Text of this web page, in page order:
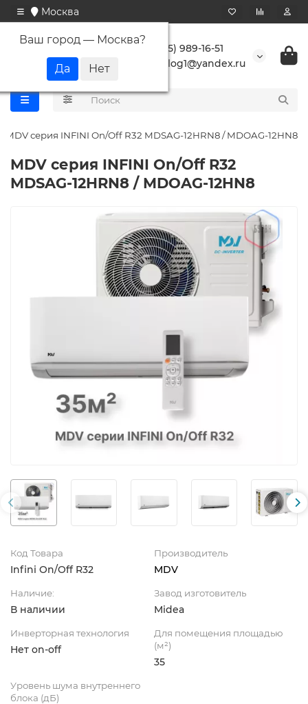
Москва
Ваш город — Москва?
+7 (495) 989-16-51
buranlog1@yandex.ru
MDV серия INFINI On/Off R32 MDSAG-12HRN8 / MDOAG-12HN8
MDV серия INFINI On/Off R32
MDSAG-12HRN8 / MDOAG-12HN8
Код Товара
Infini On/Off R32
Производитель
MDV
Наличие:
В наличии
Завод изготовитель
Midea
Инверторная технология
Нет on-off
Для помещения площадью
(м²)
35
Уровень шума внутреннего
блока (дБ)